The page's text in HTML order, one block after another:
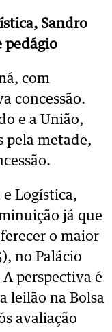
Sandro
pedágio
com
concessão.
e a União,
pela metade,
Logística,
já que
o maior
no Palácio
perspectiva é
leilão na Bolsa
avaliação